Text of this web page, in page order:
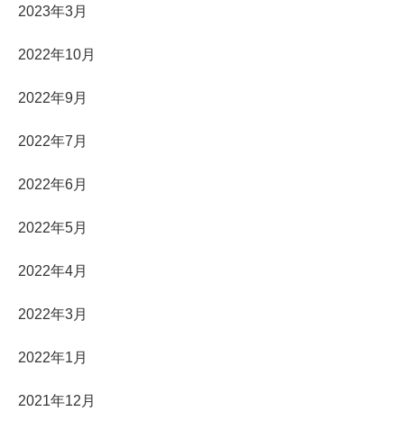
2023年3月
2022年10月
2022年9月
2022年7月
2022年6月
2022年5月
2022年4月
2022年3月
2022年1月
2021年12月